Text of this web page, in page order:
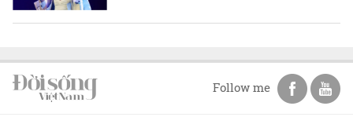
Follow me